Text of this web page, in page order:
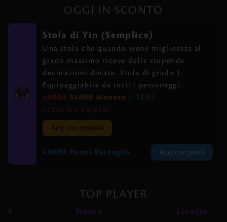
OGGI IN SCONTO
Stola di Yin (Semplice)
Una stola che quando viene migliorata al
grado massimo riceve delle stupende
decorazioni dorate. Stola di grado 1.
Equipaggiabile da tutti i personaggi.
40000 34000 Monete (-15%)
Scade fra 3 giorni
Acq. con monete
40000 Punti Battaglia Acq. con punti
TOP PLAYER
# Nome
Livello